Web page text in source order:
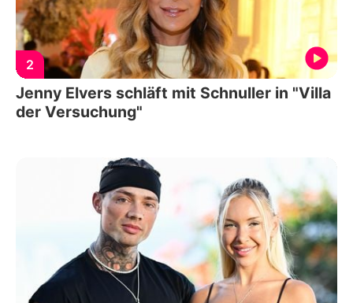
2
Jenny Elvers schläft mit Schnuller in "Villa
der Versuchung"